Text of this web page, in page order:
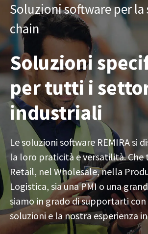
Soluzioni software per
chain
Soluzioni
per tutti i
industriali
Le soluzioni software REMIRA si
la loro praticità e versatilità. Che
Retail, nel Wholesale, nella
Logistica, sia una PMI o una
siamo in grado di supportarti
soluzioni e la nostra esperienza